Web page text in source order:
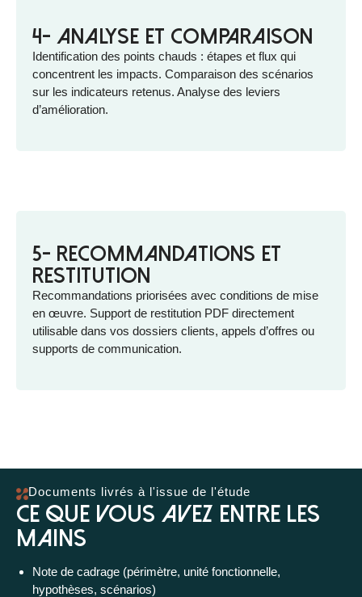
4- Analyse et comparaison
Identification des points chauds : étapes et flux qui
concentrent les impacts. Comparaison des scénarios
sur les indicateurs retenus. Analyse des leviers
d’amélioration.
5- Recommandations et
restitution
Recommandations priorisées avec conditions de mise
en œuvre. Support de restitution PDF directement
utilisable dans vos dossiers clients, appels d’offres ou
supports de communication.
Documents livrés à l'issue de l'étude
Ce que vous avez entre les
mains
Note de cadrage (périmètre, unité fonctionnelle,
hypothèses, scénarios)